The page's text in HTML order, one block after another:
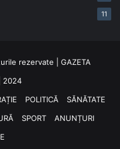
11
rezervate | GAZETA
2024
POLITICĂ
SĂNĂTATE
SPORT
ANUNȚURI